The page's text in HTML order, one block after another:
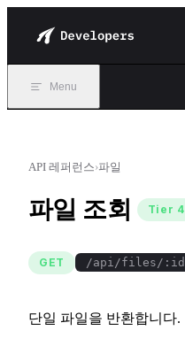
Menu
API 레퍼런스›파일
파일 조회 Tier 4
GET /api/files/:id
단일 파일을 반환합니다.